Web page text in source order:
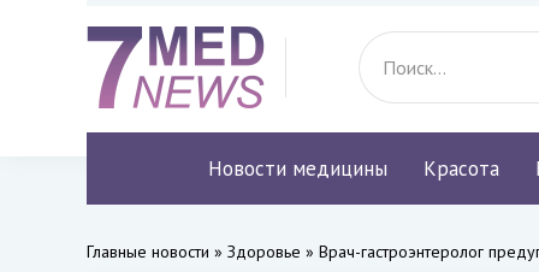
Новости медицины Красота
Главные новости » Здоровье » Врач-гастроэнтеролог